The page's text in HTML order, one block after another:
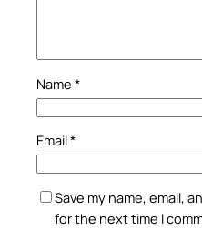
Name *
Email*
Save my name, email,
for the next time I